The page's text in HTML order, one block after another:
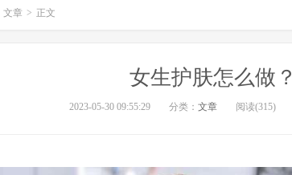
文章 > 正文
女生护肤怎么做？
2023-05-30 09:55:29 分类： 文章 阅读(315)